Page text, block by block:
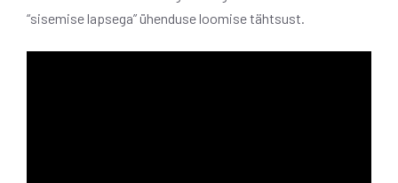
“sisemise lapsega” ühenduse loomise tähtsust.